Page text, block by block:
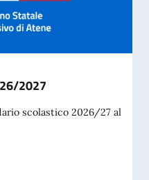
2027
scolastico 2026/27 al